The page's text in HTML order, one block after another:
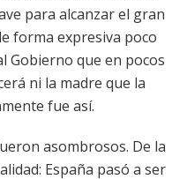
para alcanzar el gran
forma expresiva poco
Gobierno que en pocos
ni la madre que la
fue así.
asombrosos. De la
España pasó a ser